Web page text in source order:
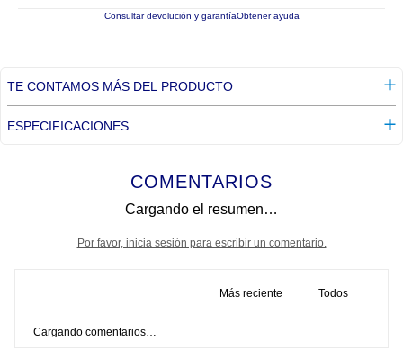
Consultar devolución y garantíaObtener ayuda
TE CONTAMOS MÁS DEL PRODUCTO
ESPECIFICACIONES
COMENTARIOS
Cargando el resumen…
Por favor, inicia sesión para escribir un comentario.
Más reciente Todos
Cargando comentarios…